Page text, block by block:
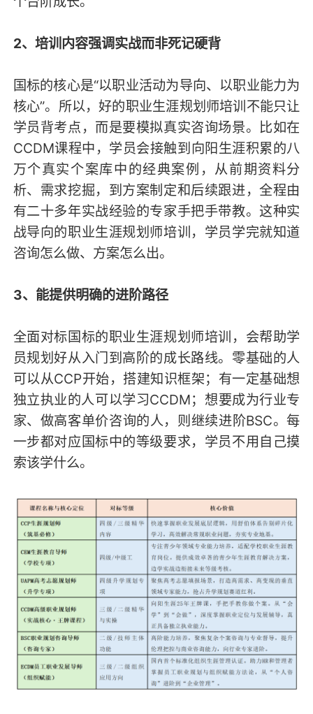
2、培训内容强调实战而非死记硬背
国标的核心是“以职业活动为导向、以职业能力为
核心”。所以，好的职业生涯规划师培训不能只让
学员背考点，而是要模拟真实咨询场景。比如在
CCDM课程中，学员会接触到向阳生涯积累的八
万个真实个案库中的经典案例，从前期资料分
析、需求挖掘，到方案制定和后续跟进，全程由
有二十多年实战经验的专家手把手带教。这种实
战导向的职业生涯规划师培训，学员学完就知道
咨询怎么做、方案怎么出。
3、能提供明确的进阶路径
全面对标国标的职业生涯规划师培训，会帮助学
员规划好从入门到高阶的成长路线。零基础的人
可以从CCP开始，搭建知识框架；有一定基础想
独立执业的人可以学习CCDM；想要成为行业专
家、做高客单价咨询的人，则继续进阶BSC。每
一步都对应国标中的等级要求，学员不用自己摸
索该学什么。